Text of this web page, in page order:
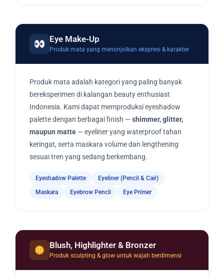
Eye Make-Up
Produk mata yang menonjolkan ekspresi & karakter
Produk mata adalah kategori yang paling banyak
bereksperimen di kalangan beauty enthusiast
Indonesia. Kami dapat memproduksi eyeshadow
palette dengan berbagai finish — shimmer, glitter,
maupun matte — eyeliner yang waterproof tahan
keringat, serta maskara volume dan lengthening
sesuai tren yang sedang berkembang.
Eyeshadow Palette
Eyeliner (Pencil & Cair)
Maskara
Eyebrow Pencil Eye Primer
Blush, Highlighter & Bronzer
Produk sculpting & glow untuk wajah berdimensi